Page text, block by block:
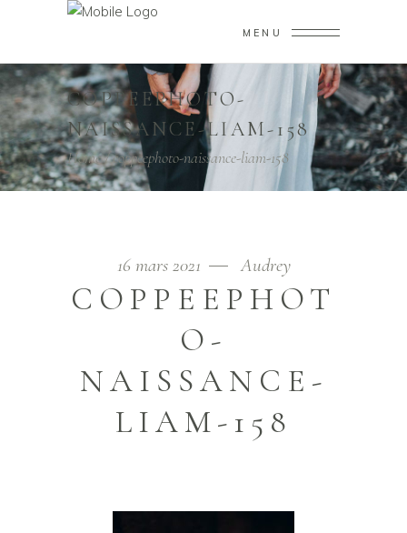
MENU
COPPEEPHOTO-
NAISSANCE-LIAM-158
Home/coppeephoto-naissance-liam-158
16 mars 2021 Audrey
COPPEEPHOT
O-
NAISSANCE-
LIAM-158